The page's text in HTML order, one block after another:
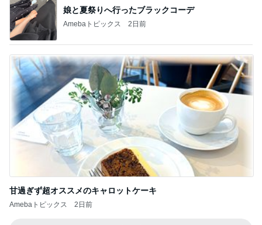
娘と夏祭りへ行ったブラックコーデ
Amebaトピックス 2日前
甘過ぎず超オススメのキャロットケーキ
Amebaトピックス 2日前